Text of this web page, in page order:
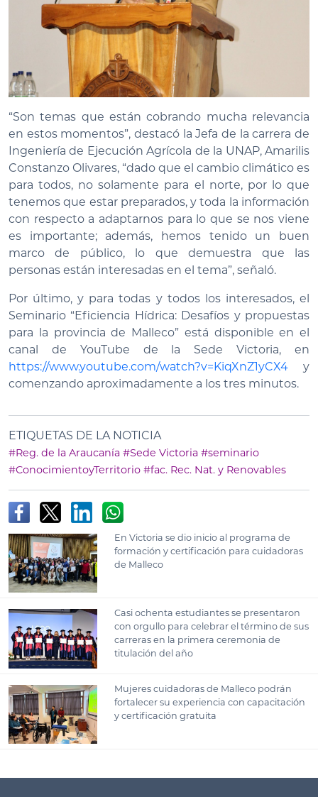
“Son temas que están cobrando mucha relevancia
en estos momentos”, destacó la Jefa de la carrera de
Ingeniería de Ejecución Agrícola de la UNAP, Amarilis
Constanzo Olivares, “dado que el cambio climático es
para todos, no solamente para el norte, por lo que
tenemos que estar preparados, y toda la información
con respecto a adaptarnos para lo que se nos viene
es importante; además, hemos tenido un buen
marco de público, lo que demuestra que las
personas están interesadas en el tema”, señaló.
Por último, y para todas y todos los interesados, el
Seminario “Eficiencia Hídrica: Desafíos y propuestas
para la provincia de Malleco” está disponible en el
canal de YouTube de la Sede Victoria, en
https://www.youtube.com/watch?v=KiqXnZ1yCX4 y
comenzando aproximadamente a los tres minutos.
ETIQUETAS DE LA NOTICIA
#Reg. de la Araucanía #Sede Victoria #seminario
#ConocimientoyTerritorio #fac. Rec. Nat. y Renovables
En Victoria se dio inicio al programa de
formación y certificación para cuidadoras
de Malleco
Casi ochenta estudiantes se presentaron
con orgullo para celebrar el término de sus
carreras en la primera ceremonia de
titulación del año
Mujeres cuidadoras de Malleco podrán
fortalecer su experiencia con capacitación
y certificación gratuita